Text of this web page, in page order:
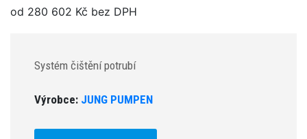
od 280 602 Kč bez DPH
Systém čištění potrubí
Výrobce: JUNG PUMPEN